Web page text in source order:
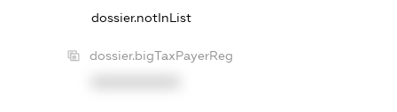
dossier.notInList
dossier.bigTaxPayerReg